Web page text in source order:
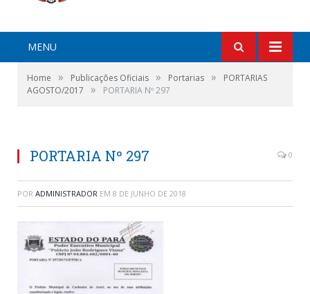
MENU
Home » Publicações Oficiais » Portarias »
PORTARIAS
AGOSTO/2017
» PORTARIA Nº 297
PORTARIA Nº 297 0
POR ADMINISTRADOR EM 8 DE JUNHO DE 2018